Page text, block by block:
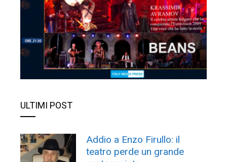
ULTIMI POST
Addio a Enzo Firullo: il
teatro perde un grande